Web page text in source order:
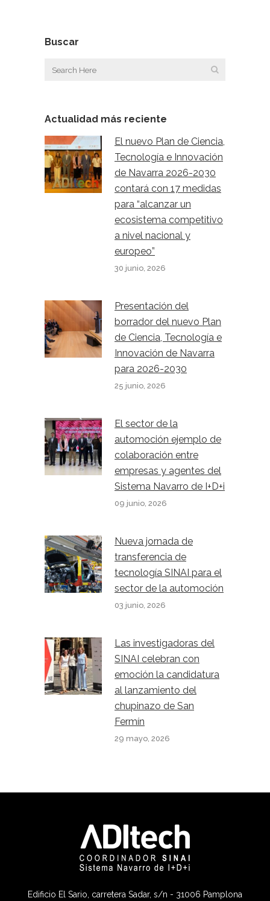
Buscar
Actualidad más reciente
El nuevo Plan de Ciencia,
Tecnología e Innovación
de Navarra 2026-2030
contará con 17 medidas
para “alcanzar un
ecosistema competitivo
a nivel nacional y
europeo”
30 junio, 2026
Presentación del
borrador del nuevo Plan
de Ciencia, Tecnología e
Innovación de Navarra
para 2026-2030
25 junio, 2026
El sector de la
automoción ejemplo de
colaboración entre
empresas y agentes del
Sistema Navarro de I+D+i
09 junio, 2026
Nueva jornada de
transferencia de
tecnología SINAI para el
sector de la automoción
03 junio, 2026
Las investigadoras del
SINAI celebran con
emoción la candidatura
al lanzamiento del
chupinazo de San
Fermín
29 mayo, 2026
Edificio El Sario, carretera Sadar, s/n - 31006 Pamplona